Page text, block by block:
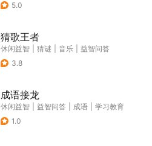
5.0
猜歌王者
休闲益智 猜谜 音乐
益智问答
3.8
成语接龙
休闲益智 益智问答 成语
学习教育
1.0